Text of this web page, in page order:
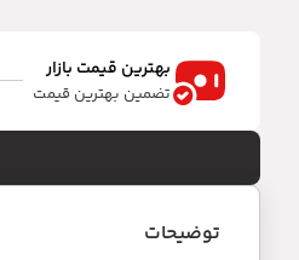
بهترین قیمت بازار
تضمین بهترین قیمت
توضیحات